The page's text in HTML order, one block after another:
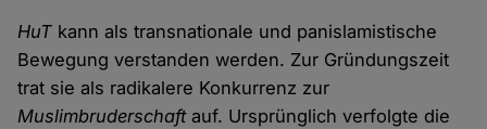
HuT kann als transnationale und panislamistische
Bewegung verstanden werden. Zur Gründungszeit
trat sie als radikalere Konkurrenz zur
Muslimbruderschaftauf. Ursprünglich verfolgte die